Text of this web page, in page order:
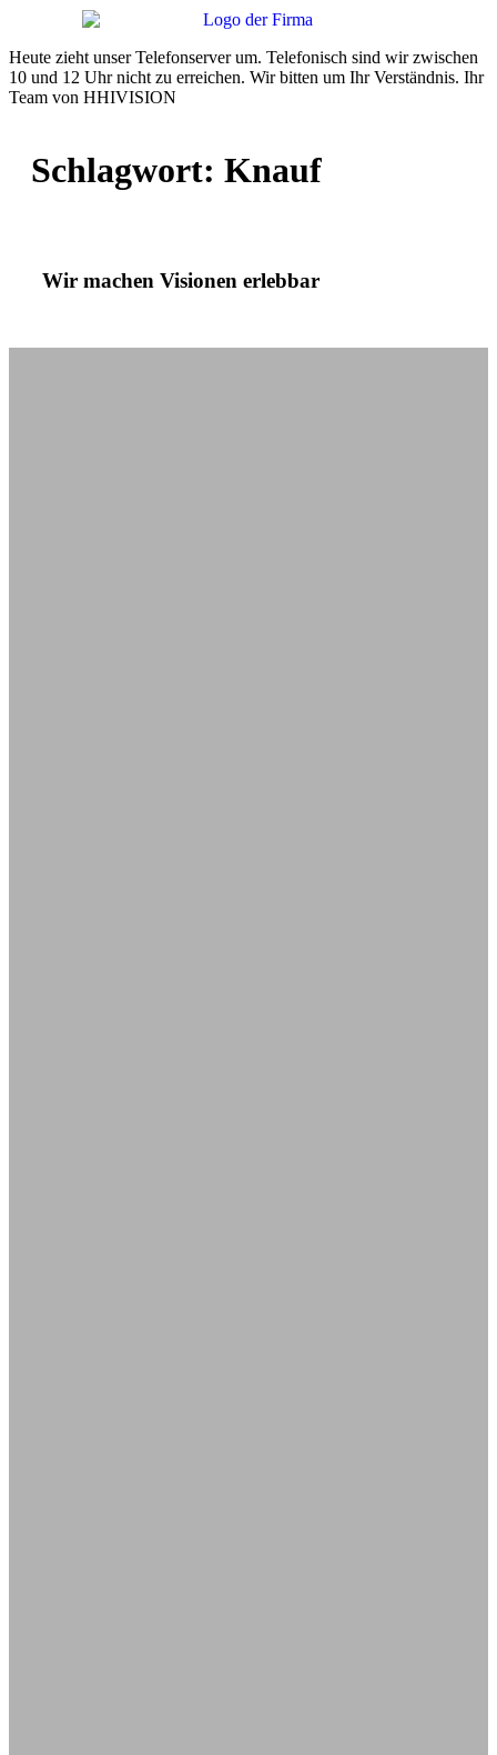
Heute zieht unser Telefonserver um. Telefonisch sind wir zwischen
10 und 12 Uhr nicht zu erreichen. Wir bitten um Ihr Verständnis. Ihr
Team von HHIVISION
Schlagwort: Knauf
Wir machen Visionen erlebbar